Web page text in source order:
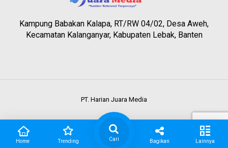
Kampung Babakan Kalapa, RT/RW 04/02, Desa Aweh,
Kecamatan Kalanganyar, Kabupaten Lebak, Banten
PT. Harian Juara Media
Home Trending Cari Bagikan Lainnya